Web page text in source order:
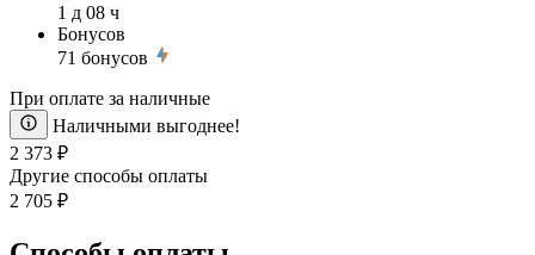
1 д 08 ч
Бонусов
71 бонусов
При оплате за наличные
Наличными выгоднее!
2 373 ₽
Другие способы оплаты
2 705 ₽